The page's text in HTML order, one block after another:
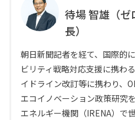
待場 智雄（
長）
朝日新聞記者を経て、国際的
ビリティ戦略対応支援に携わ
イドライン改訂等に携わり、
エコイノベーション政策研究
エネルギー機関（IRENA）で